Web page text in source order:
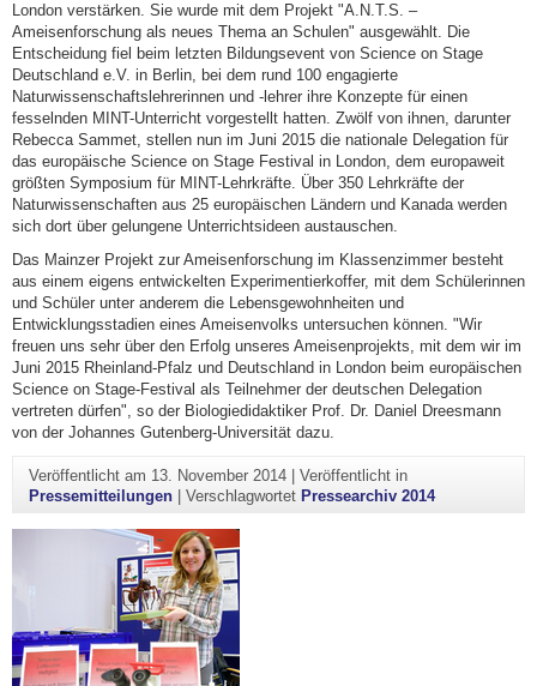
London verstärken. Sie wurde mit dem Projekt "A.N.T.S. –
Ameisenforschung als neues Thema an Schulen" ausgewählt. Die
Entscheidung fiel beim letzten Bildungsevent von Science on Stage
Deutschland e.V. in Berlin, bei dem rund 100 engagierte
Naturwissenschaftslehrerinnen und -lehrer ihre Konzepte für einen
fesselnden MINT-Unterricht vorgestellt hatten. Zwölf von ihnen, darunter
Rebecca Sammet, stellen nun im Juni 2015 die nationale Delegation für
das europäische Science on Stage Festival in London, dem europaweit
größten Symposium für MINT-Lehrkräfte. Über 350 Lehrkräfte der
Naturwissenschaften aus 25 europäischen Ländern und Kanada werden
sich dort über gelungene Unterrichtsideen austauschen.
Das Mainzer Projekt zur Ameisenforschung im Klassenzimmer besteht
aus einem eigens entwickelten Experimentierkoffer, mit dem Schülerinnen
und Schüler unter anderem die Lebensgewohnheiten und
Entwicklungsstadien eines Ameisenvolks untersuchen können. "Wir
freuen uns sehr über den Erfolg unseres Ameisenprojekts, mit dem wir im
Juni 2015 Rheinland-Pfalz und Deutschland in London beim europäischen
Science on Stage-Festival als Teilnehmer der deutschen Delegation
vertreten dürfen", so der Biologiedidaktiker Prof. Dr. Daniel Dreesmann
von der Johannes Gutenberg-Universität dazu.
Veröffentlicht am 13. November 2014| Veröffentlicht in
Pressemitteilungen| Verschlagwortet Pressearchiv 2014